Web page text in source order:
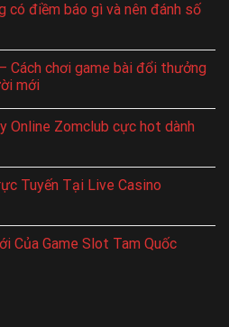
có điềm báo gì và nên đánh số
Cách chơi game bài đổi thưởng
mới
Online Zomclub cực hot dành
Tuyến Tại Live Casino
Của Game Slot Tam Quốc